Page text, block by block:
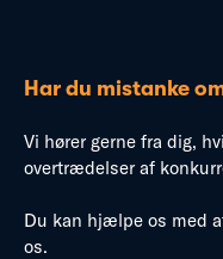
Har du mistanke
Vi hører gerne fra dig,
overtrædelser af
Du kan hjælpe os med
os.